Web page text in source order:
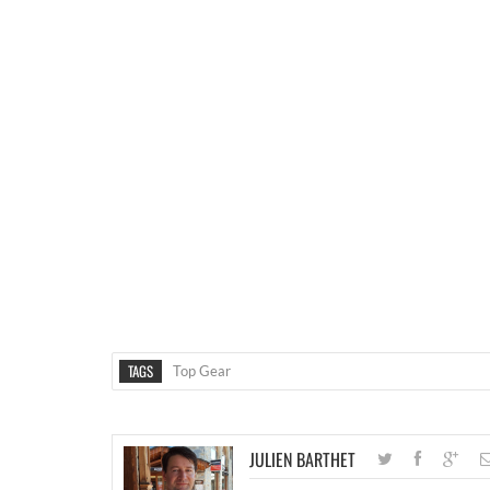
TAGS Top Gear
JULIEN BARTHET